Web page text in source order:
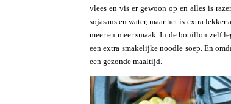
vlees en vis er gewoon op en alles is
sojasaus en water, maar het is extra
meer en meer smaak. In de bouillon zelf
een extra smakelijke noodle soep. En
een gezonde maaltijd.